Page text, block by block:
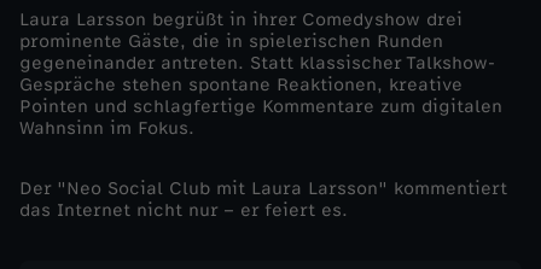
-
N
e
o
Laura Larsson begrüßt in ihrer Comedyshow drei
prominente Gäste, die in spielerischen Runden
gegeneinander antreten. Statt klassischer Talkshow-
Gespräche stehen spontane Reaktionen, kreative
Pointen und schlagfertige Kommentare zum digitalen
Wahnsinn im Fokus.
Der "Neo Social Club mit Laura Larsson" kommentiert
das Internet nicht nur – er feiert es.